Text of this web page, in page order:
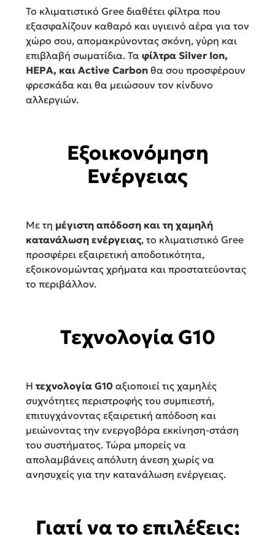
Το κλιματιστικό Gree διαθέτει φίλτρα που
εξασφαλίζουν καθαρό και υγιεινό αέρα για τον
χώρο σου, απομακρύνοντας σκόνη, γύρη και
επιβλαβή σωματίδια. Τα φίλτρα Silver Ion,
HEPA, και Active Carbon θα σου προσφέρουν
φρεσκάδα και θα μειώσουν τον κίνδυνο
αλλεργιών.
Εξοικονόμηση
Ενέργειας
Με τη μέγιστη απόδοση και τη χαμηλή
κατανάλωση ενέργειας, το κλιματιστικό Gree
προσφέρει εξαιρετική αποδοτικότητα,
εξοικονομώντας χρήματα και προστατεύοντας
το περιβάλλον.
Τεχνολογία G10
Η τεχνολογία G10 αξιοποιεί τις χαμηλές
συχνότητες περιστροφής του συμπιεστή,
επιτυγχάνοντας εξαιρετική απόδοση και
μειώνοντας την ενεργοβόρα εκκίνηση-στάση
του συστήματος. Τώρα μπορείς να
απολαμβάνεις απόλυτη άνεση χωρίς να
ανησυχείς για την κατανάλωση ενέργειας.
Γιατί να το επιλέξεις;